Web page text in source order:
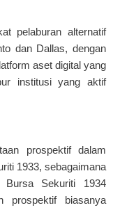
pelaburan alternatif
dan Dallas, dengan
aset digital yang
institusi yang aktif
prospektif dalam
1933, sebagaimana
Sekuriti 1934
prospektif biasanya